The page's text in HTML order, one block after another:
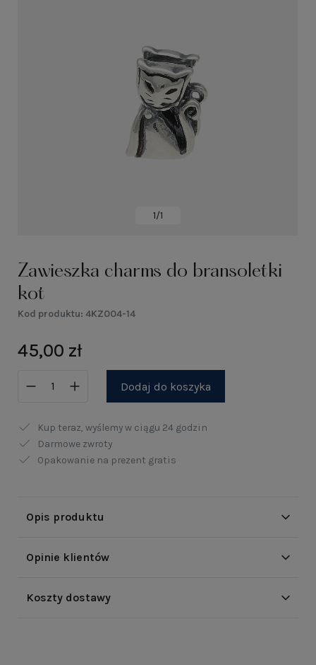
1/1
Zawieszka charms do bransoletki
kot
Kod produktu: 4KZ004-14
45,00 zł
Dodaj do koszyka
Kup teraz, wyślemy w ciągu 24 godzin
Darmowe zwroty
Opakowanie na prezent gratis
Opis produktu
Opinie klientów
Koszty dostawy